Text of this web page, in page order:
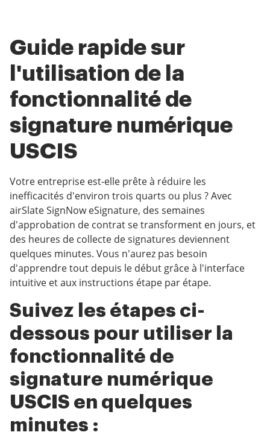
Guide rapide sur
l'utilisation de la
fonctionnalité de
signature numérique
USCIS
Votre entreprise est-elle prête à réduire les
inefficacités d'environ trois quarts ou plus ? Avec
airSlate SignNow eSignature, des semaines
d'approbation de contrat se transforment en jours, et
des heures de collecte de signatures deviennent
quelques minutes. Vous n'aurez pas besoin
d'apprendre tout depuis le début grâce à l'interface
intuitive et aux instructions étape par étape.
Suivez les étapes ci-
dessous pour utiliser la
fonctionnalité de
signature numérique
USCIS en quelques
minutes :